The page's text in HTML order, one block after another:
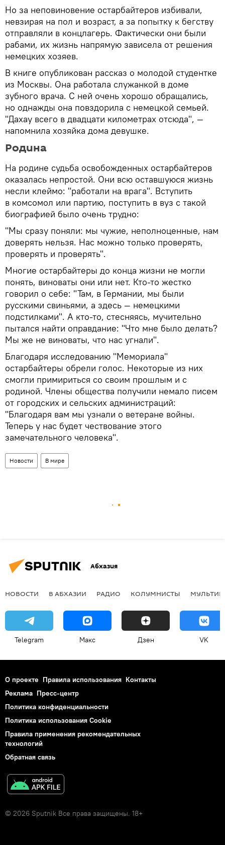
Но за неповиновение остарбайтеров избивали,
невзирая на пол и возраст, а за попытку к бегству
отправляли в концлагерь. Фактически они были
рабами, их жизнь напрямую зависела от решения
немецких хозяев.
В книге опубликован рассказ о молодой студентке
из Москвы. Она работала служанкой в доме
зубного врача. С ней очень хорошо обращались,
но однажды она повздорила с немецкой семьей.
"Дахау всего в двадцати километрах отсюда", —
напомнила хозяйка дома девушке.
Родина
На родине судьба освобожденных остарбайтеров
оказалась непростой. Они всю оставшуюся жизнь
несли клеймо: "работали на врага". Вступить
в комсомол или партию, поступить в вуз с такой
биографией было очень трудно:
"Мы сразу поняли: мы чужие, неполноценные, нам
доверять нельзя. Нас можно только проверять,
проверять и проверять".
Многие остарбайтеры до конца жизни не могли
понять, виноваты они или нет. Кто-то жестко
говорил о себе: "Там, в Германии, мы были
русскими свиньями, а здесь — немецкими
подстилками". А кто-то, стесняясь, мучительно
пытался найти оправдание: "Что мне было делать?
Мы же не виноваты, что нас угнали".
Благодаря исследованию "Мемориала"
остарбайтеры обрели голос. Некоторые из них
смогли примириться со своим прошлым и с
родиной. Члены общества получили немало писем
от городских и сельских администраций:
"Благодаря вам мы узнали о ветеране войны.
Теперь у нас будет чествование этого
замечательного человека".
Новости В мире
Абхазия
НОВОСТИ В АБХАЗИИ РАДИО КОЛУМНИСТЫ
Telegram Макс Дзен VK
О проекте Правила использования Контакты
Реклама Пресс-центр
Политика конфиденциальности
Политика использования Cookie
Правила применения рекомендательных
технологий
Обратная связь
© 2026 Sputnik Все права защищены. 18+